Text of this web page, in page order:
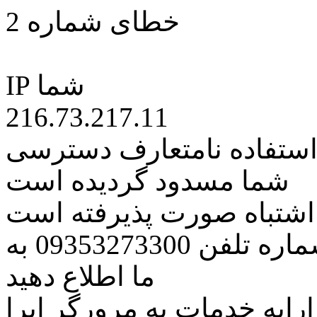
خطای شماره 2
IP شما
216.73.217.11
نامتعارف دسترسی
شما مسدود گردیده است
اشتباه صورت پذیرفته است
مراتب این مسئله را از طریق شماره تلفن 09353273300 به
ما اطلاع دهید
خدمات به مرورگر اپرا